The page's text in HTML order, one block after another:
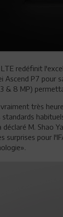
redéfinit
Ascend P7 pour
& 8 MP)
très
standards
M. Shao
surprises pour